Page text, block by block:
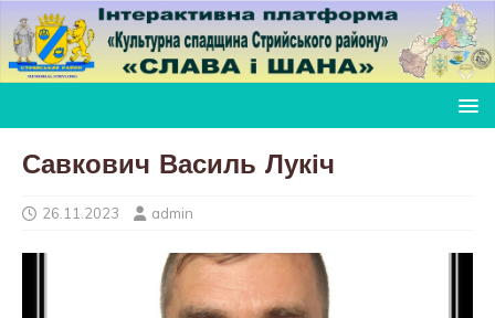
Савкович Василь Лукіч
26.11.2023 admin